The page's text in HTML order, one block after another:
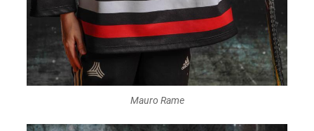
Mauro Rame